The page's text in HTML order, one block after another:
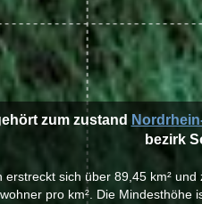
zum zustand
bezirk
erstreckt sich über 89,45 km²
pro km². Die